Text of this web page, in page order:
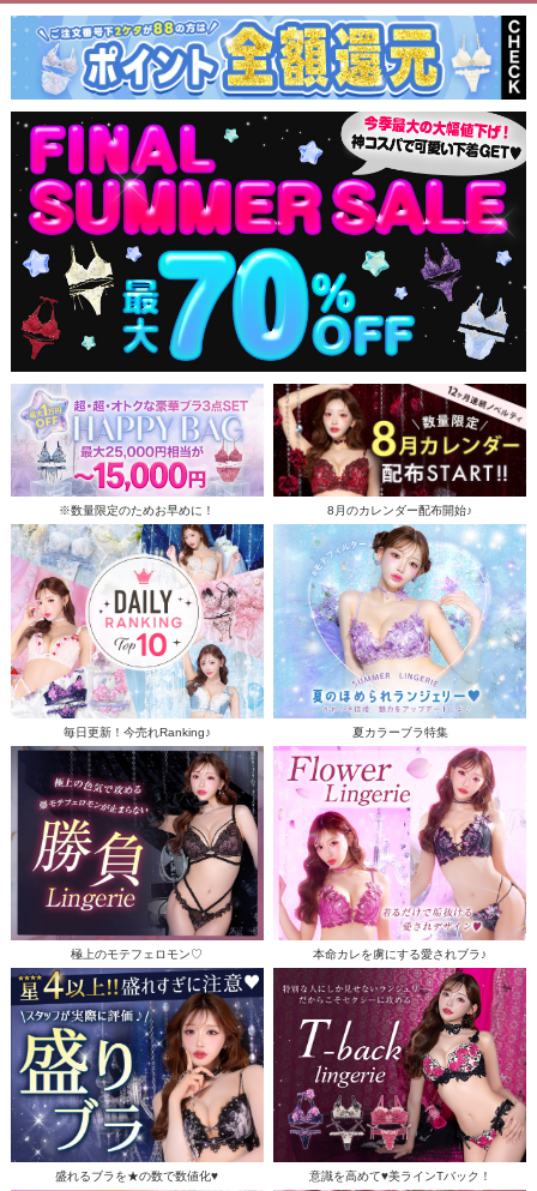
※数量限定のためお早めに！ 8月のカレンダー配布開始♪
毎日更新！今売れRanking♪ 夏カラーブラ特集
極上のモテフェロモン♡ 本命カレを虜にする愛されブラ♪
盛れるブラを★の数で数値化♥ 意識を高めて♥美ラインTバック！